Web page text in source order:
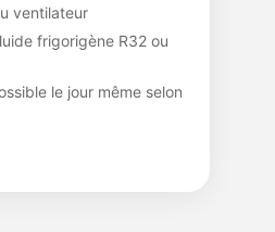
ventilateur
frigorigène R32 ou
le jour même selon